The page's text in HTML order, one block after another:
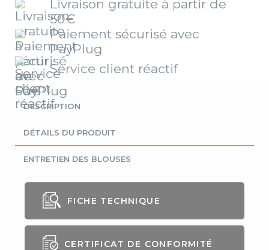
Livraison gratuite à partir de
50€
Paiement sécurisé avec
PayPlug
Service client réactif
DESCRIPTION
DÉTAILS DU PRODUIT
ENTRETIEN DES BLOUSES
FICHE TECHNIQUE
CERTIFICAT DE CONFORMITÉ